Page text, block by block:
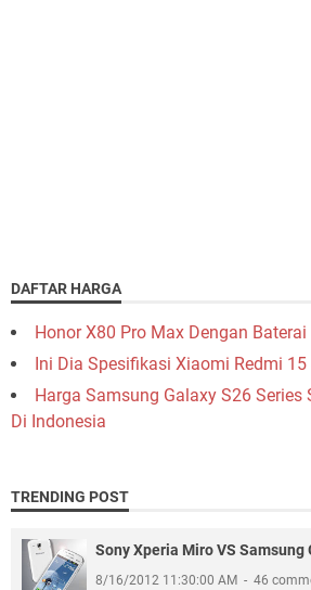
DAFTAR HARGA
Honor X80 Pro Max Dengan
Ini Dia Spesifikasi Xiaomi Redmi 15
Harga Samsung Galaxy S26 Series
Di Indonesia
TRENDING POST
Sony Xperia Miro VS Samsung
8/16/2012 11:30:00 AM 46